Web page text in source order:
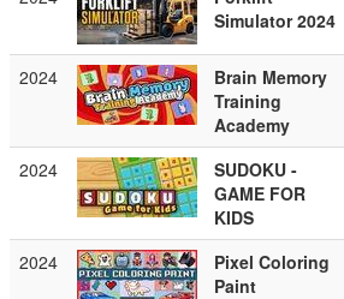
Simulator 2024
2024
Brain Memory
Training
Academy
2024
SUDOKU -
GAME FOR
KIDS
2024
Pixel Coloring
Paint